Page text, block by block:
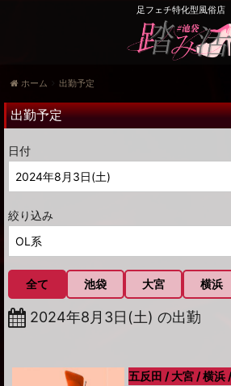
足フェチ特化型風俗店
ホーム 出勤予定
出勤予定
日付
絞り込み
全て 池袋 大宮 横浜
2024年8月3日(土) の出勤
五反田 / 大宮 / 横浜